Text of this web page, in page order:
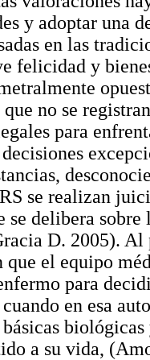
y adoptar una
en las
felicidad y
no se
para
se realizan
se delibera
D. 2005).
que el equipo
para
en esa
básicas
a su vida,